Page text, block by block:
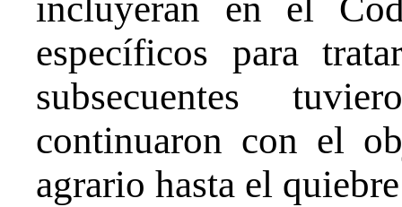
incluyeran en el
específicos para
subsecuentes
continuaron con el
agrario hasta el